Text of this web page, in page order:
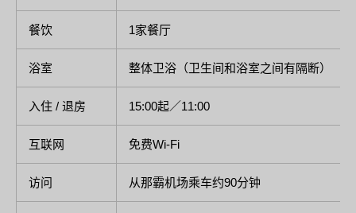
餐饮 1家餐厅
浴室 整体卫浴（卫生间和浴室之间有隔断）
入住 / 退房 15:00起／11:00
互联网 免费Wi-Fi
访问 从那霸机场乘车约90分钟